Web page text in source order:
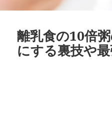
離乳食の10倍
にする裏技や